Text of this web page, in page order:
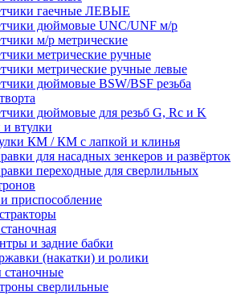
гаечные ЛЕВЫЕ
дюймовые UNC/UNF м/р
м/р метрические
метрические ручные
метрические ручные левые
дюймовые BSW/BSF резьба
дюймовые для резьб G, Rc и K
втулки
КМ / КМ с лапкой и клинья
для насадных зенкеров и развёрток
переходные для сверлильных
приспособление
и задние бабки
(накатки) и ролики
сверлильные